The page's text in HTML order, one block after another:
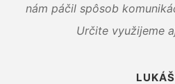
nám páčil spôsob
Určite využijeme
LUKÁŠ